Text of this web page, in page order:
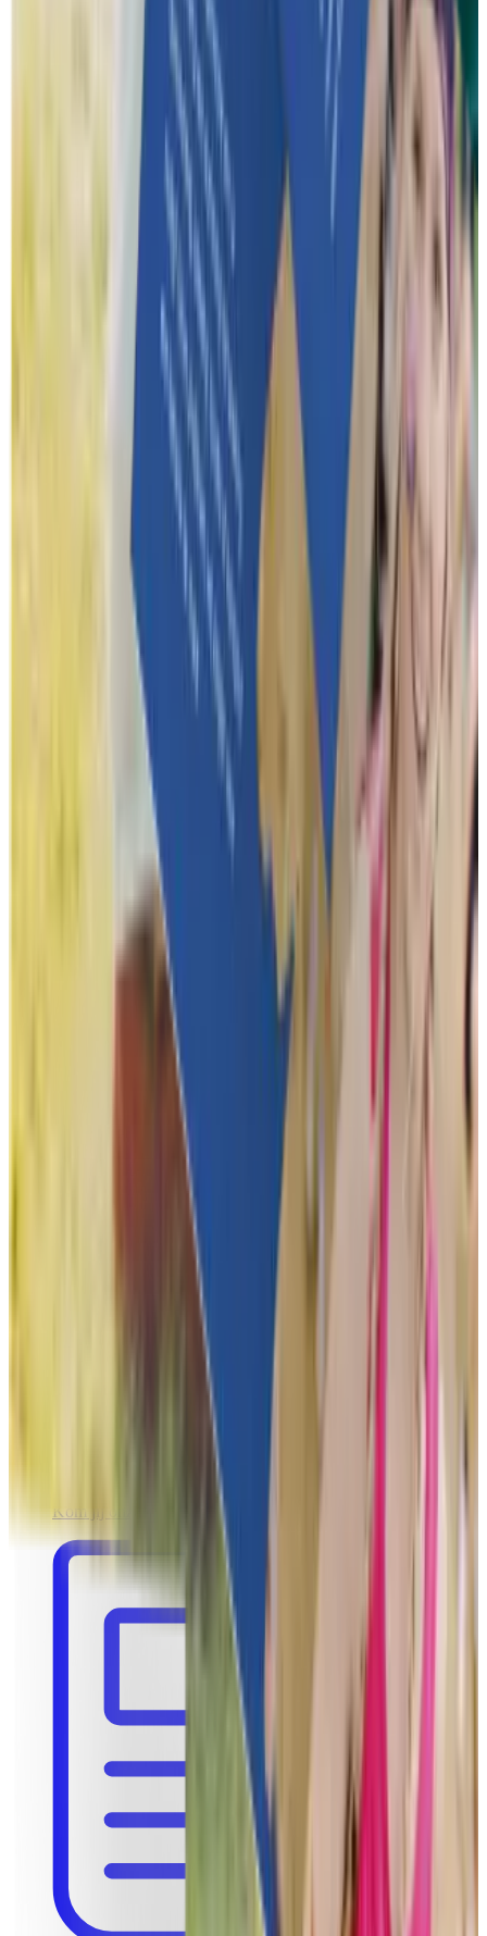
Hoe verloopt het volledige proces van aanvraag tot het event?
Reviews
Je hoeft ons heus niet te geloven, maar onze klanten heus wel
Werken bij Funkey
Kom jij onze ambitieuze start-up versterken?